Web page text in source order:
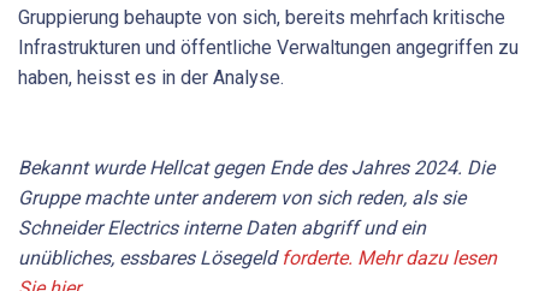
Gruppierung behaupte von sich, bereits mehrfach kritische
Infrastrukturen und öffentliche Verwaltungen angegriffen zu
haben, heisst es in der Analyse.
Bekannt wurde Hellcat gegen Ende des Jahres 2024. Die
Gruppe machte unter anderem von sich reden, als sie
Schneider Electrics interne Daten abgriff und ein
unübliches, essbares Lösegeld forderte. Mehr dazu lesen